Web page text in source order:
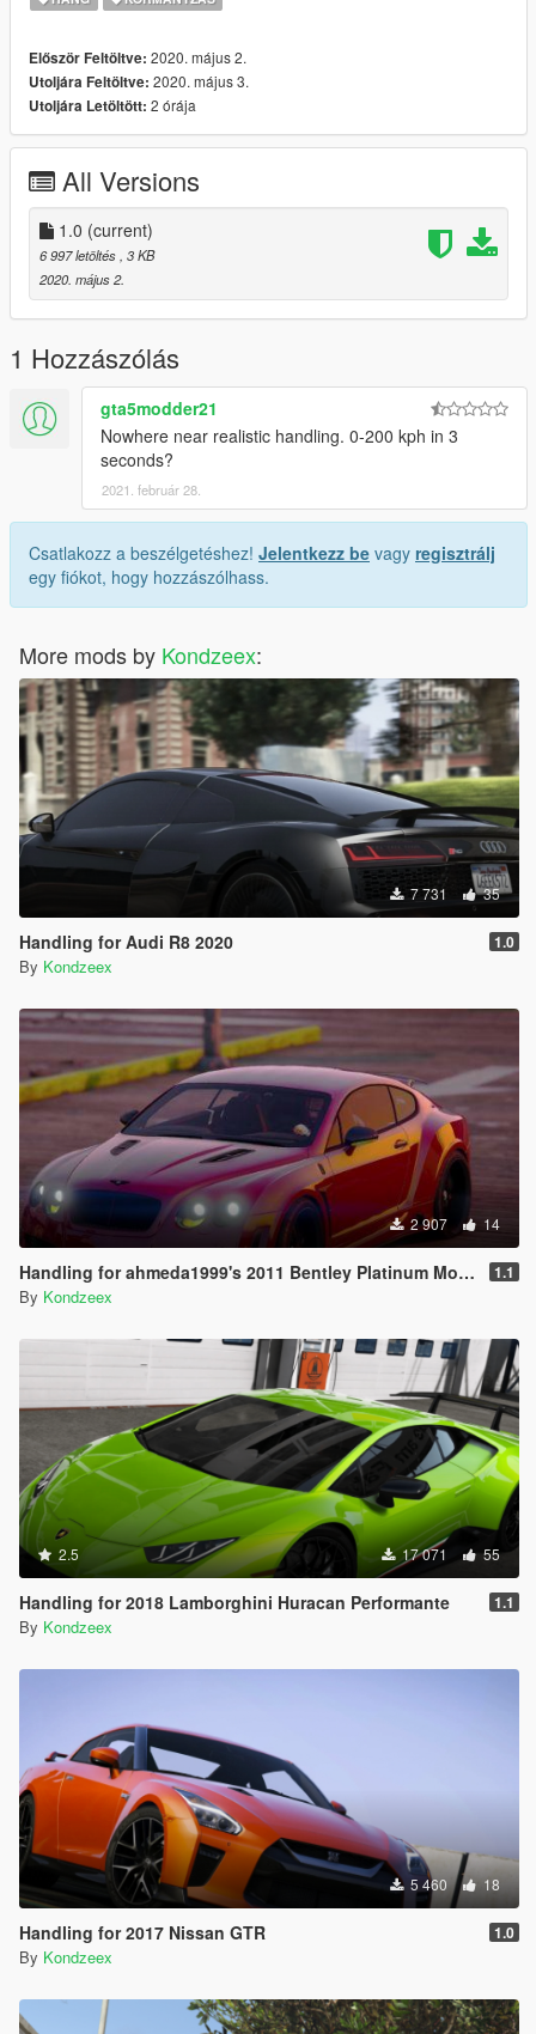
Először Feltöltve: 2020. május 2.
Utoljára Feltöltve: 2020. május 3.
Utoljára Letöltött: 2 órája
All Versions
1.0 (current)
6 997 letöltés , 3 KB
2020. május 2.
1 Hozzászólás
gta5modder21
Nowhere near realistic handling. 0-200 kph in 3
seconds?
2021. február 28.
Csatlakozz a beszélgetéshez! Jelentkezz be vagy regisztrálj
egy fiókot, hogy hozzászólhass.
More mods by Kondzeex:
7 731 35
Handling for Audi R8 2020 1.0
By Kondzeex
2 907 14
Handling for ahmeda1999's 2011 Bentley Platinum Motorsports Continental GT 1.1
By Kondzeex
2.5 17 071 55
Handling for 2018 Lamborghini Huracan Performante 1.1
By Kondzeex
5 460 18
Handling for 2017 Nissan GTR 1.0
By Kondzeex